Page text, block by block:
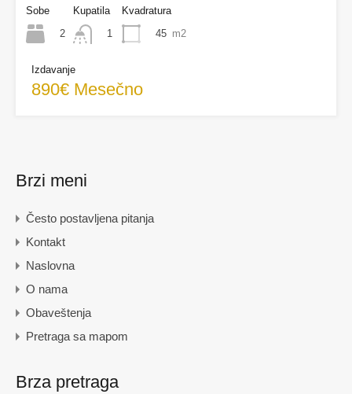
Sobe
2
Kupatila
1
Kvadratura
45 m2
Izdavanje
890€ Mesečno
Brzi meni
Često postavljena pitanja
Kontakt
Naslovna
O nama
Obaveštenja
Pretraga sa mapom
Brza pretraga